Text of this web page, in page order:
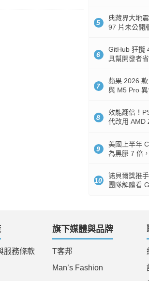
5
典藏界大地
97 片未公開
6
GitHub 狂攬
具幫開發者
7
蘋果 2026
與 M5 Pro
8
效能翻倍！
代改用 AMD
9
美國上半年
為黑膠 7 倍
10
諾貝爾獎推
團隊解體看
服務條款
旗下媒體與品牌
T客邦
Man’s Fashion